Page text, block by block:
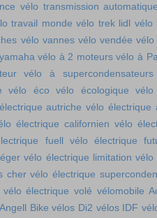
vélo transmission
travail monde vélo trek lidl vélo
vélo vannes vélo vendée vélo
vélo à 2 moteurs vélo à
vélo à supercondensateurs
vélo éco vélo écologique
autriche vélo électrique
électrique californien vélo
fuell
vélo électrique
vélo électrique limitation vélo
cher vélo électrique
vélo électrique volé vélomobile
Bike vélos Di2 vélos IDF